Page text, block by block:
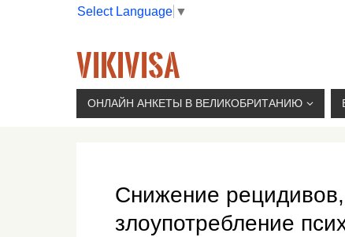
Select Language ▼
VIKIVISA
Г. МОСКВА, 2-Й СЫРОМЯТНИЧЕСКИЙ ПЕР.,
ОНЛАЙН АНКЕТЫ В ВЕЛИКОБРИТАНИЮ
Снижение
злоупотребление